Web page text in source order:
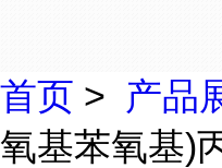
首页 > 产品
氧基苯氧基)